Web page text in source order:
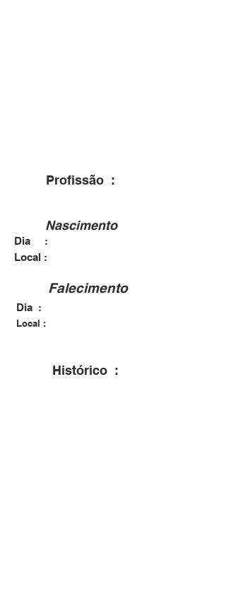
Nascimento
Dia :
Local :
Profissão :
Histórico :
Dia :
Falecimento
Local :